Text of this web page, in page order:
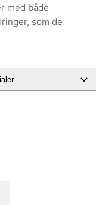
med både
som de